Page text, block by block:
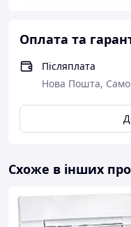
Оплата та
Післяплата
Нова Пошта,
Схоже в інших